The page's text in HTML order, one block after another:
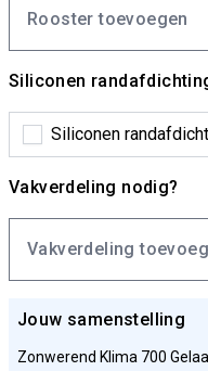
Rooster toevoegen
Siliconen
Siliconen
Vakverdeling nodig?
Vakverdeling
Jouw samenstelling
Zonwerend Klima 700